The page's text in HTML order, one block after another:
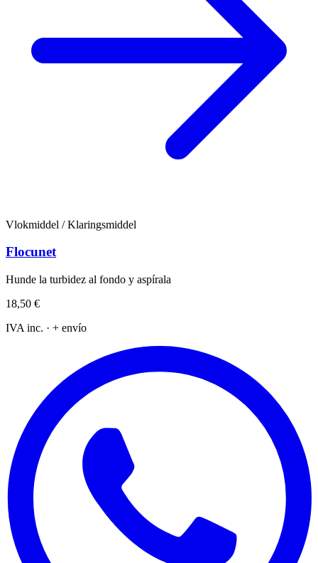
Vlokmiddel / Klaringsmiddel
Flocunet
Hunde la turbidez al fondo y aspírala
18,50 €
IVA inc. · + envío